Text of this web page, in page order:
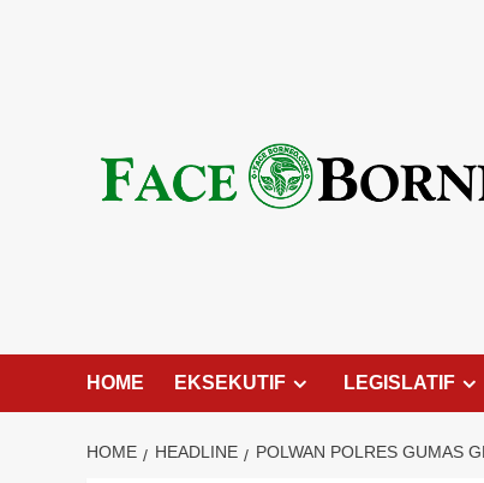
HOME EKSEKUTIF LEGISLATIF
HOME HEADLINE POLWAN POLRES GUMAS